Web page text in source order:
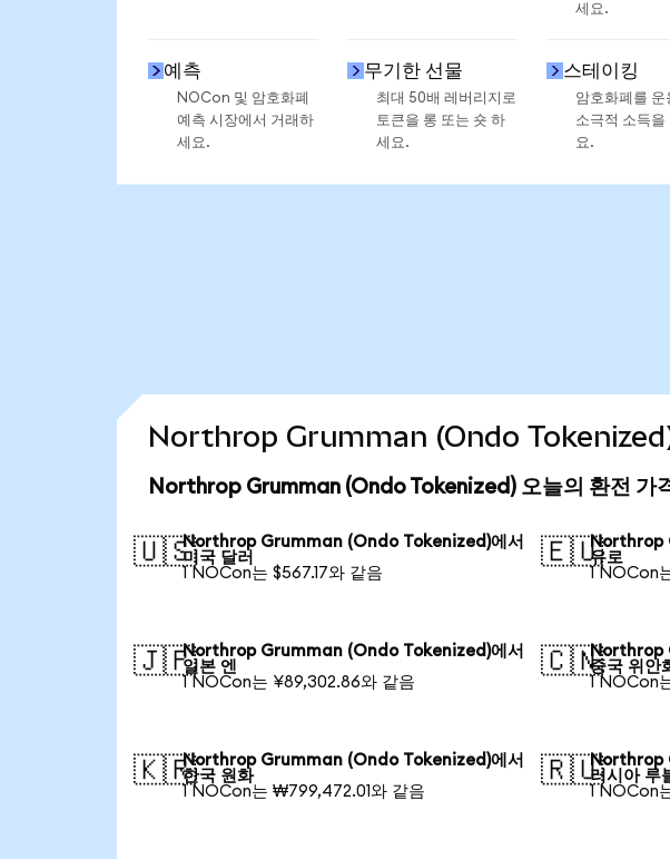
세요.
예측
NOCon 및 암호화폐
예측 시장에서 거래하
세요.
무기한 선물
최대 50배 레버리지로
토큰을 롱 또는 숏 하
세요.
스테이킹
암호화폐를 운
소극적 소득을
요.
Northrop Grumman (Ondo Tokenized)
Northrop Grumman (Ondo Tokenized) 오늘의 환전 가
🇺🇸Northrop Grumman (Ondo Tokenized)에서
미국 달러
1 NOCon는 $567.17와 같음
🇪🇺Northrop
유로
1 NOCon
🇯🇵Northrop Grumman (Ondo Tokenized)에서
일본 엔
1 NOCon는 ¥89,302.86와 같음
🇨🇳Northrop
중국 위안
1 NOCon
🇰🇷Northrop Grumman (Ondo Tokenized)에서
한국 원화
1 NOCon는 ₩799,472.01와 같음
🇷🇺Northrop
러시아 루
1 NOCon